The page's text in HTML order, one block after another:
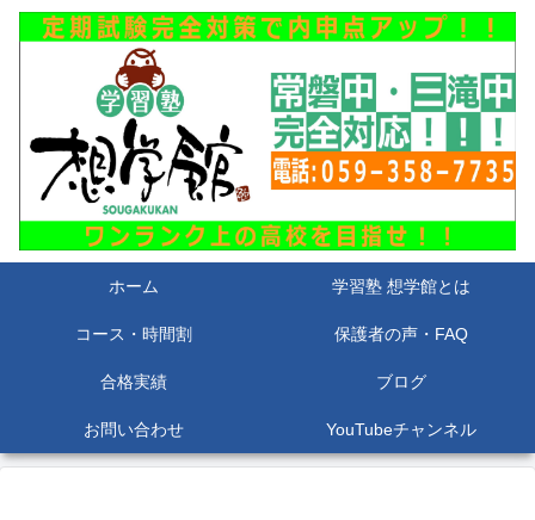
ホーム 学習塾 想学館とは
コース・時間割 保護者の声・FAQ
合格実績 ブログ
お問い合わせ YouTubeチャンネル